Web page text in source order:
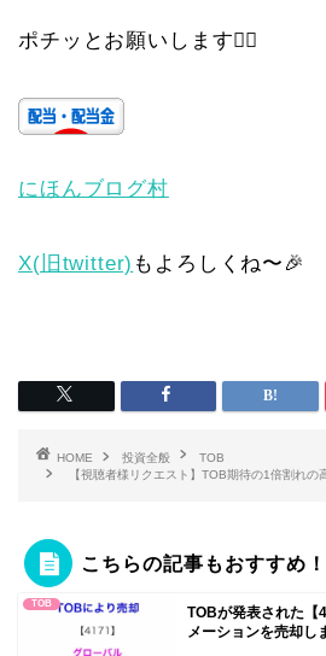
ポチッとお願いします🙇‍♀️
にほんブログ村
X(旧twitter) もよろしくね〜🎉
HOME 投資全般
TOB
【視聴者様リクエスト】TOB期待の1倍割れの
こちらの記事もおすすめ！
TOB
TOBが発表された【
メーションを売却し